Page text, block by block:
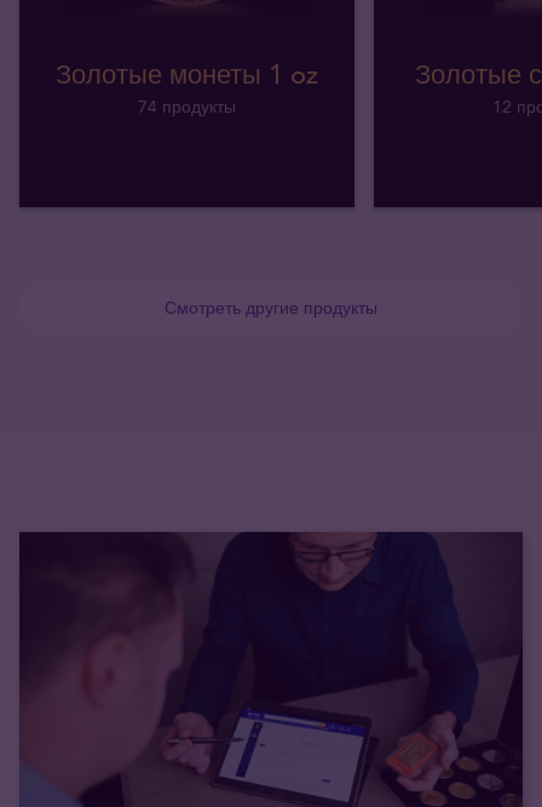
Смотреть другие продукты
Золотые монеты 1 oz
74 продукты
Золотые
12